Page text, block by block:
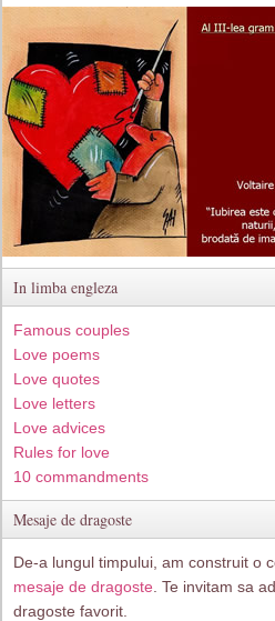
In limba engleza
Famous couples
Love poems
Love quotes
Love letters
Love advices
Rules for love
10 commandments
Mesaje de dragoste
De-a lungul timpului, am construit o
mesaje de dragoste . Te invitam sa
dragoste favorit.